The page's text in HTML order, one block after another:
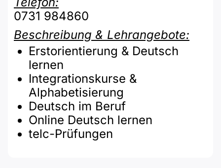
0731 984860
Beschreibung & Lehrangebote:
Erstorientierung & Deutsch
lernen
Integrationskurse &
Alphabetisierung
Deutsch im Beruf
Online Deutsch lernen
telc-Prüfungen